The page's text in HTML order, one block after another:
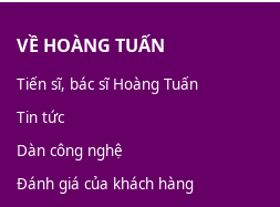
VỀ HOÀNG TUẤN
Tiến sĩ, bác sĩ Hoàng Tuấn
Tin tức
Dàn công nghệ
Đánh giá của khách hàng